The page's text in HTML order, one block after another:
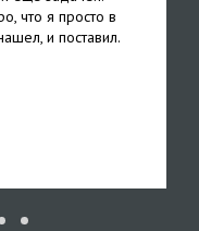
что я просто в
и поставил.